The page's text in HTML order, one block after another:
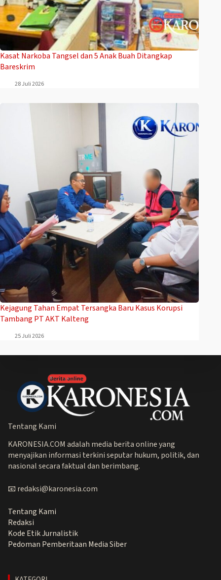
Kasat Narkoba Tangsel dan 5 Anak Buah Ditangkap
Bareskrim
28 Juli 2026
Kejagung Tahan Empat Tersangka Baru Kasus Korupsi
Tambang PT AKT Kalteng
25 Juli 2026
Tentang Kami
KARONESIA.COM adalah media berita online yang
menyajikan informasi terkini seputar hukum, politik, dan
nasional secara faktual dan berimbang.
📧 redaksi@karonesia.com
Tentang Kami
Redaksi
Kode Etik Jurnalistik
Pedoman Pemberitaan Media Siber